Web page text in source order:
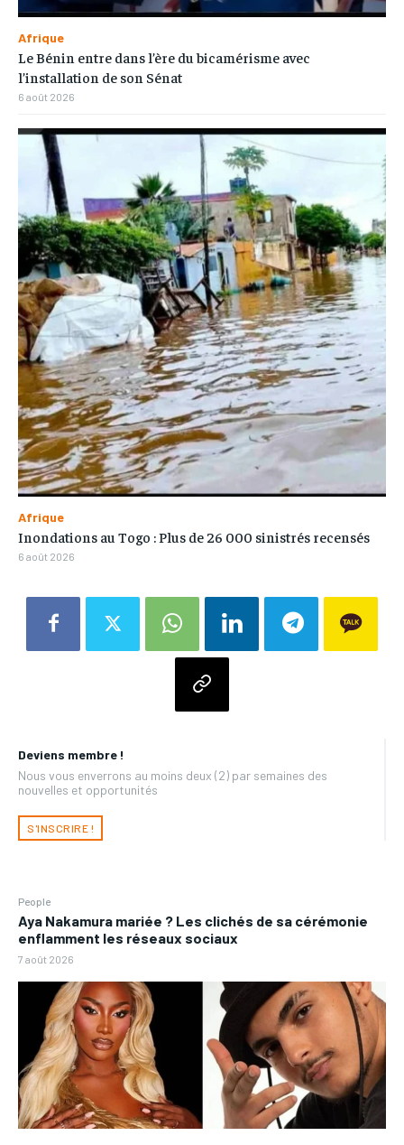
Deviens membre !
Nous vous enverrons au moins deux (2) par semaines des
nouvelles et opportunités
S'INSCRIRE !
People
Aya Nakamura mariée ? Les clichés de sa cérémonie
enflamment les réseaux sociaux
7 août 2026
Afrique
Le Bénin entre dans l’ère du bicamérisme avec
l’installation de son Sénat
6 août 2026
Afrique
Inondations au Togo : Plus de 26 000 sinistrés recensés
6 août 2026